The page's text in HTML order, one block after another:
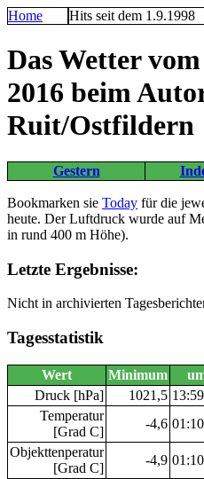
Home Hits seit dem 1.9.1998
Das Wetter
2016 beim
Ruit/Ostfildern
Gestern
Bookmarken sie Today für die
heute. Der Luftdruck wurde auf
in rund 400 m Höhe).
Letzte Ergebnisse:
Nicht in archivierten
Tagesstatistik
Wert Minimum
Druck [hPa]
1021,5
Temperatur
[Grad C]
-4,6
Objekttenperatur
[Grad C]
-4,9